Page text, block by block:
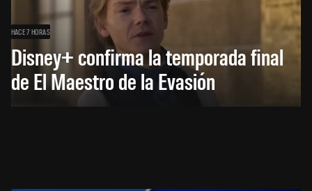
HACE 7 HORAS
Disney+ confirma la temporada final
de El Maestro de la Evasión